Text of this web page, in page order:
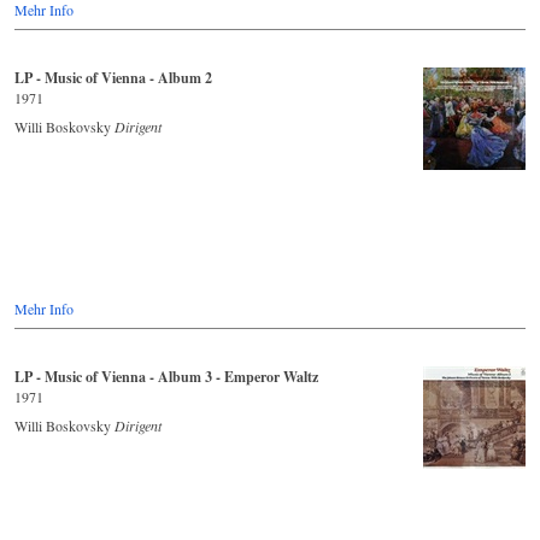
Mehr Info
LP - Music of Vienna - Album 2
1971
Willi Boskovsky Dirigent
Mehr Info
LP - Music of Vienna - Album 3 - Emperor Waltz
1971
Willi Boskovsky Dirigent